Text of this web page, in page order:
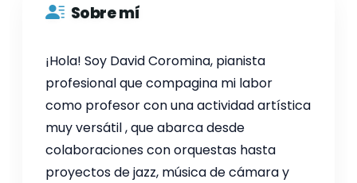
Sobre mí
¡Hola! Soy David Coromina, pianista
profesional que compagina mi labor
como profesor con una actividad artística
muy versátil , que abarca desde
colaboraciones con orquestas hasta
proyectos de jazz, música de cámara y